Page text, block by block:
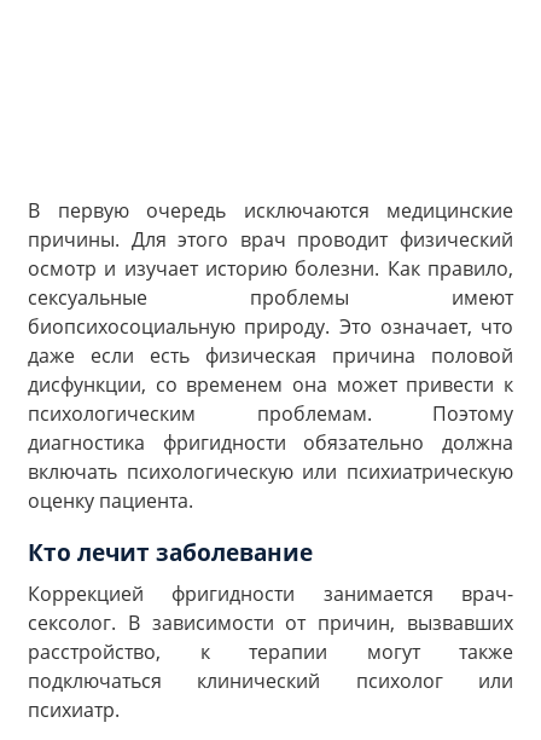
В первую очередь исключаются медицинские
причины. Для этого врач проводит физический
осмотр и изучает историю болезни. Как правило,
сексуальные проблемы имеют
биопсихосоциальную природу. Это означает, что
даже если есть физическая причина половой
дисфункции, со временем она может привести к
психологическим проблемам. Поэтому
диагностика фригидности обязательно должна
включать психологическую или психиатрическую
оценку пациента.
Кто лечит заболевание
Коррекцией фригидности занимается врач-
сексолог. В зависимости от причин, вызвавших
расстройство, к терапии могут также
подключаться клинический психолог или
психиатр.